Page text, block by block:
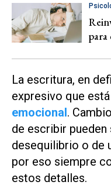
para
La escritura, en
expresivo que está
emocional.
de escribir pueden
desequilibrio o de
por eso siempre
estos detalles.